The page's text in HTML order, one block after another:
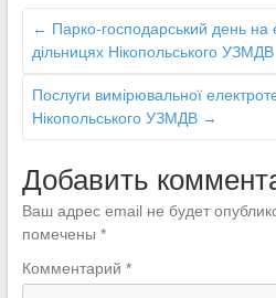
← Парко-господарський день на
дільницях Нікопольського УЗМДВ
Послуги вимірювальної
Нікопольського УЗМДВ →
Добавить
Ваш адрес email не будет
помечены *
Комментарий *